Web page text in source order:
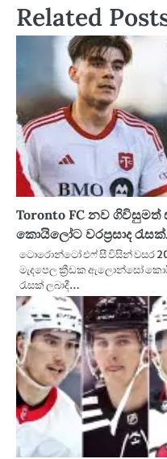
Related
Toronto FC නව
කොයිලෝට වරප්‍රසාද රැසක්.
ටොරොන්ටෝ එෆ් සී විසින් වසර
මැදපෙල ක්‍රීඩක ඇලොන්සෝ
රැසක් ලබාදී…